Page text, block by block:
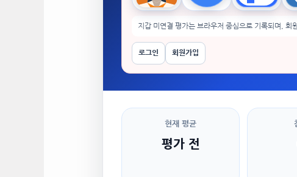
지갑 미연결 평가는 브라우저 중심으로 기록되며, 회
로그인 회원가입
현재 평균
평가 전